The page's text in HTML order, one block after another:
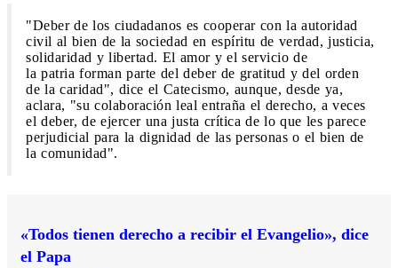
"Deber de los ciudadanos es cooperar con la autoridad
civil al bien de la sociedad en espíritu de verdad, justicia,
solidaridad y libertad. El amor y el servicio de
la patria forman parte del deber de gratitud y del orden
de la caridad", dice el Catecismo, aunque, desde ya,
aclara, "su colaboración leal entraña el derecho, a veces
el deber, de ejercer una justa crítica de lo que les parece
perjudicial para la dignidad de las personas o el bien de
la comunidad".
«Todos tienen derecho a recibir el Evangelio», dice
el Papa